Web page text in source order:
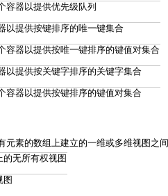
容器以提供优先级队列
以提供按键排序的唯一键集合
容器以提供按唯一键排序的键值对集合
以提供按关键字排序的关键字集合
容器以提供按键排序的键值对集合
素的数组上建立的一维或多维视图之间
无所有权视图
图